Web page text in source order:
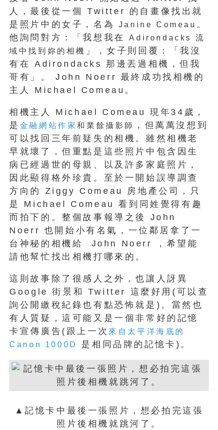
人，最後從一個 Twitter 的自畫像找出就
是照片中的女子，名為
Janine Comeau 。
他詢問對方：「我想我在Adirondacks 流
域中找到妳的相機 」，女子則回覆：「我沒
有在 Adirondacks 那邊丟過相機，但我
哥有」。 John Noerr 最終成功找相機的
主人 Michael Comeau。
相機主人 Michael Comeau 現年34歲，
是 金融網站作家和業餘攝影師
，但萬萬沒想到
可以找回三年前疑失的相機。雖然相機老
早就壞了，但重點是這些照片中包含因生
病已經過世的母親、以及許多家庭照片，
因此顯得格外珍貴。至於一開始誤導調查
方向的 Ziggy Comeau 房地產公司，只
是 Michael Comeau 看到同姓覺得有趣
而拍下的。整個故事報導之後 John
Noerr 也開始小有名氣，一位鄰居拿了一
台神秘的相機給 John Noerr ，希望能
請他幫忙找出相機打哪來的。
這則故事除了很感人之外，也讓人訝異
Google 街景和 Twitter 這麼好用(可以查
詢公開繳稅紀錄也有點恐怖就是)。當然也
有人質疑，這可能又是一個非常好的記憶
卡宣傳廣告(跟上一次 來自太平洋海底的
Canon 1000D
是相同品牌的記憶卡)。
▲記憶卡中最後一張照片，想必拍完這張
照片後相機就跳河了。